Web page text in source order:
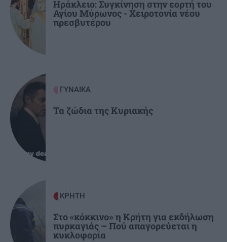
Μπρούκλιν Μπέκαμ: Εβρασε μακαρόνια με
Ηράκλειο: Συγκίνηση στην εορτή του
Αγίου Μύρωνος - Χειροτονία νέου
πρεσβυτέρου
ΓΥΝΑΙΚΑ
Τα ζώδια της Κυριακής
ΚΡΗΤΗ
Στο «κόκκινο» η Κρήτη για εκδήλωση
πυρκαγιάς – Πού απαγορεύεται η
κυκλοφορία